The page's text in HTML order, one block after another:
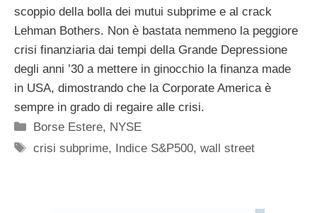
scoppio della bolla dei mutui subprime e al crack
Lehman Bothers. Non è bastata nemmeno la peggiore
crisi finanziaria dai tempi della Grande Depressione
degli anni ’30 a mettere in ginocchio la finanza made
in USA, dimostrando che la Corporate America è
sempre in grado di regaire alle crisi.
Categorie
Borse Estere, NYSE
Tag
crisi subprime, Indice S&P500,wall street